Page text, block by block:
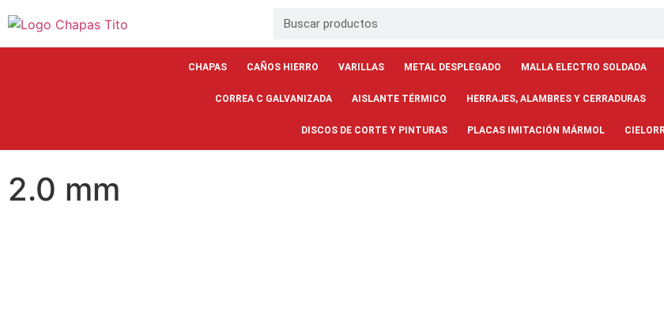
CHAPAS CAÑOS HIERRO VARILLAS METAL DESPLEGADO MALLA ELECTRO SOLDADA
CORREA C GALVANIZADA AISLANTE TÉRMICO HERRAJES, ALAMBRES Y CERRADURAS
DISCOS DE CORTE Y PINTURAS PLACAS IMITACIÓN MÁRMOL
2.0 mm